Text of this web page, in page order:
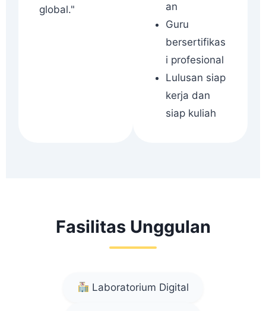
global."
an
Guru
bersertifikas
i profesional
Lulusan siap
kerja dan
siap kuliah
Fasilitas Unggulan
Laboratorium Digital